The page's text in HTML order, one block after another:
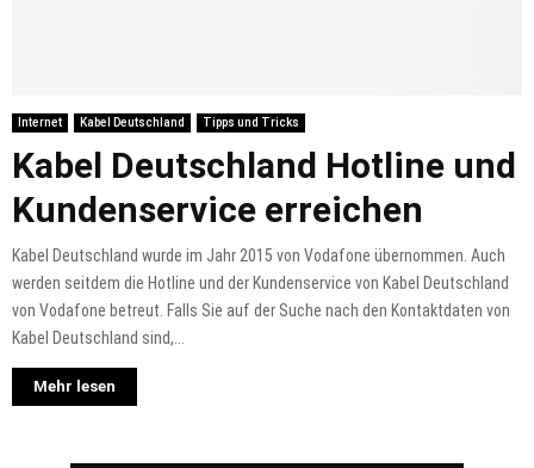
Internet Kabel Deutschland Tipps und Tricks
Kabel Deutschland Hotline und
Kundenservice erreichen
Kabel Deutschland wurde im Jahr 2015 von Vodafone übernommen. Auch
werden seitdem die Hotline und der Kundenservice von Kabel Deutschland
von Vodafone betreut. Falls Sie auf der Suche nach den Kontaktdaten von
Kabel Deutschland sind,...
Mehr lesen